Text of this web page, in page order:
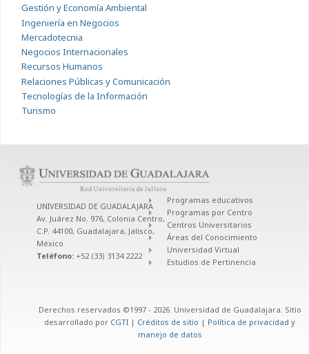
Gestión y Economía Ambiental
Ingeniería en Negocios
Mercadotecnia
Negocios Internacionales
Recursos Humanos
Relaciones Públicas y Comunicación
Tecnologías de la Información
Turismo
UNIVERSIDAD DE GUADALAJARA
Av. Juárez No. 976, Colonia Centro,
C.P. 44100, Guadalajara, Jalisco,
México
Teléfono: +52 (33) 3134 2222
Programas educativos
Programas por Centro
Centros Universitarios
Áreas del Conocimiento
Universidad Virtual
Estudios de Pertinencia
Derechos reservados ©1997 - 2026. Universidad de Guadalajara. Sitio
desarrollado por CGTI | Créditos de sitio | Política de privacidad y
manejo de datos